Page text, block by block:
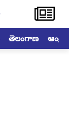
తెలంగాణ